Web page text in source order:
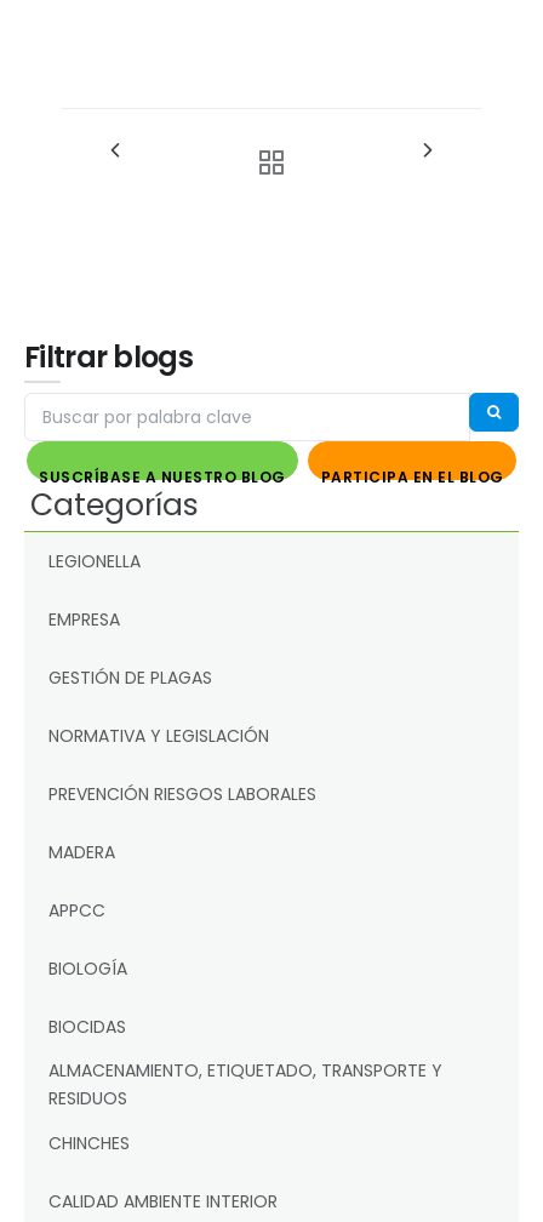
Filtrar blogs
SUSCRÍBASE A NUESTRO BLOG PARTICIPA EN EL BLOG
Categorías
LEGIONELLA
EMPRESA
GESTIÓN DE PLAGAS
NORMATIVA Y LEGISLACIÓN
PREVENCIÓN RIESGOS LABORALES
MADERA
APPCC
BIOLOGÍA
BIOCIDAS
ALMACENAMIENTO, ETIQUETADO, TRANSPORTE Y
RESIDUOS
CHINCHES
CALIDAD AMBIENTE INTERIOR